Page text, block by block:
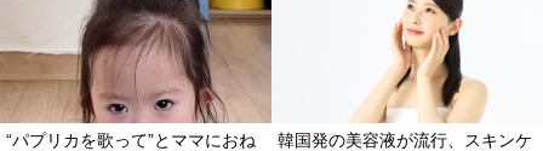
“パプリカを歌って”とママにおね
韓国発の美容液が流行、スキンケ